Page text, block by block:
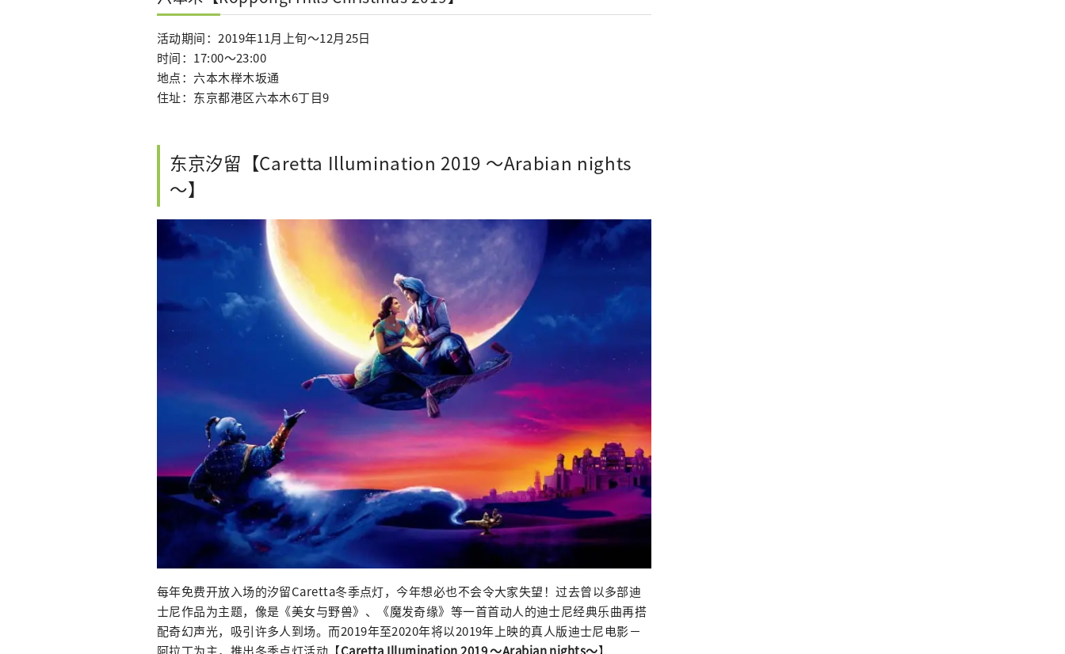
活动期间：2019年11月上旬～12月25日
时间：17:00～23:00
地点：六本木榉木坂通
住址：东京都港区六本木6丁目9
东京汐留【Caretta Illumination 2019 ～Arabian nights
～】
每年免费开放入场的汐留Caretta冬季点灯，今年想必也不会令大家失望！过去曾以多部迪
士尼作品为主题，像是《美女与野兽》、《魔发奇缘》等一首首动人的迪士尼经典乐曲再搭
配奇幻声光，吸引许多人到场。而2019年至2020年将以2019年上映的真人版迪士尼电影－